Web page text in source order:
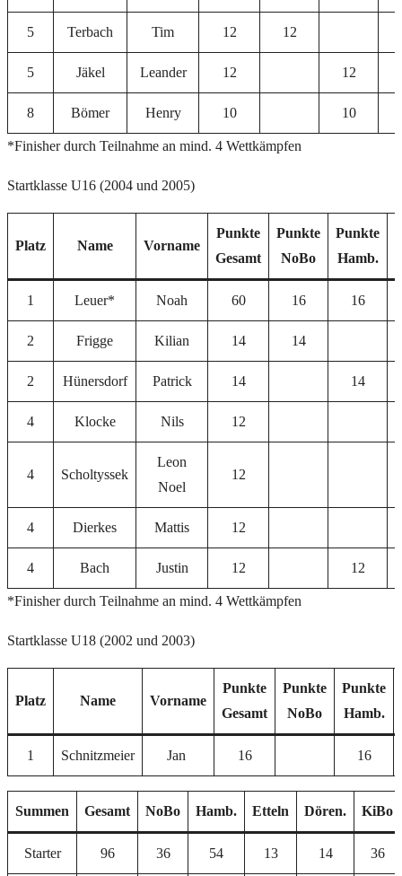
5 Terbach Tim 12 12
5 Jäkel Leander 12 12
8 Bömer Henry 10 10
*Finisher durch Teilnahme an mind. 4 Wettkämpfen
Startklasse U16 (2004 und 2005)
Platz Name Vorname
Punkte
Gesamt
Punkte
NoBo
Punkte
Hamb.
1 Leuer* Noah 60 16 16
2 Frigge Kilian 14 14
2 Hünersdorf Patrick 14 14
4 Klocke Nils 12
4 Scholtyssek
Leon
Noel
12
4 Dierkes Mattis 12
4 Bach Justin 12 12
*Finisher durch Teilnahme an mind. 4 Wettkämpfen
Startklasse U18 (2002 und 2003)
Platz Name Vorname
Punkte
Gesamt
Punkte
NoBo
Punkte
Hamb.
1 Schnitzmeier Jan 16 16
Summen Gesamt NoBo Hamb. Etteln Dören. KiBo
Starter 96 36 54 13 14 36